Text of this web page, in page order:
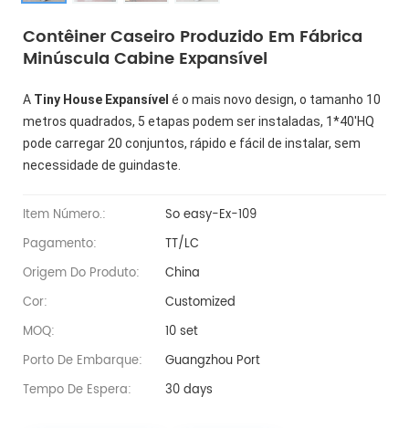
Contêiner Caseiro Produzido Em Fábrica
Minúscula Cabine Expansível
A Tiny House Expansível é o mais novo design, o tamanho 10
metros quadrados, 5 etapas podem ser instaladas, 1*40'HQ
pode carregar 20 conjuntos, rápido e fácil de instalar, sem
necessidade de guindaste.
Item Número.:
So easy-Ex-109
Pagamento:
TT/LC
Origem Do Produto:
China
Cor:
Customized
MOQ:
10 set
Porto De Embarque:
Guangzhou Port
Tempo De Espera:
30 days